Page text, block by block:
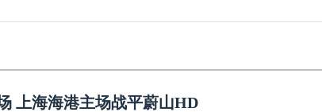
上海海港主场战平蔚山HD